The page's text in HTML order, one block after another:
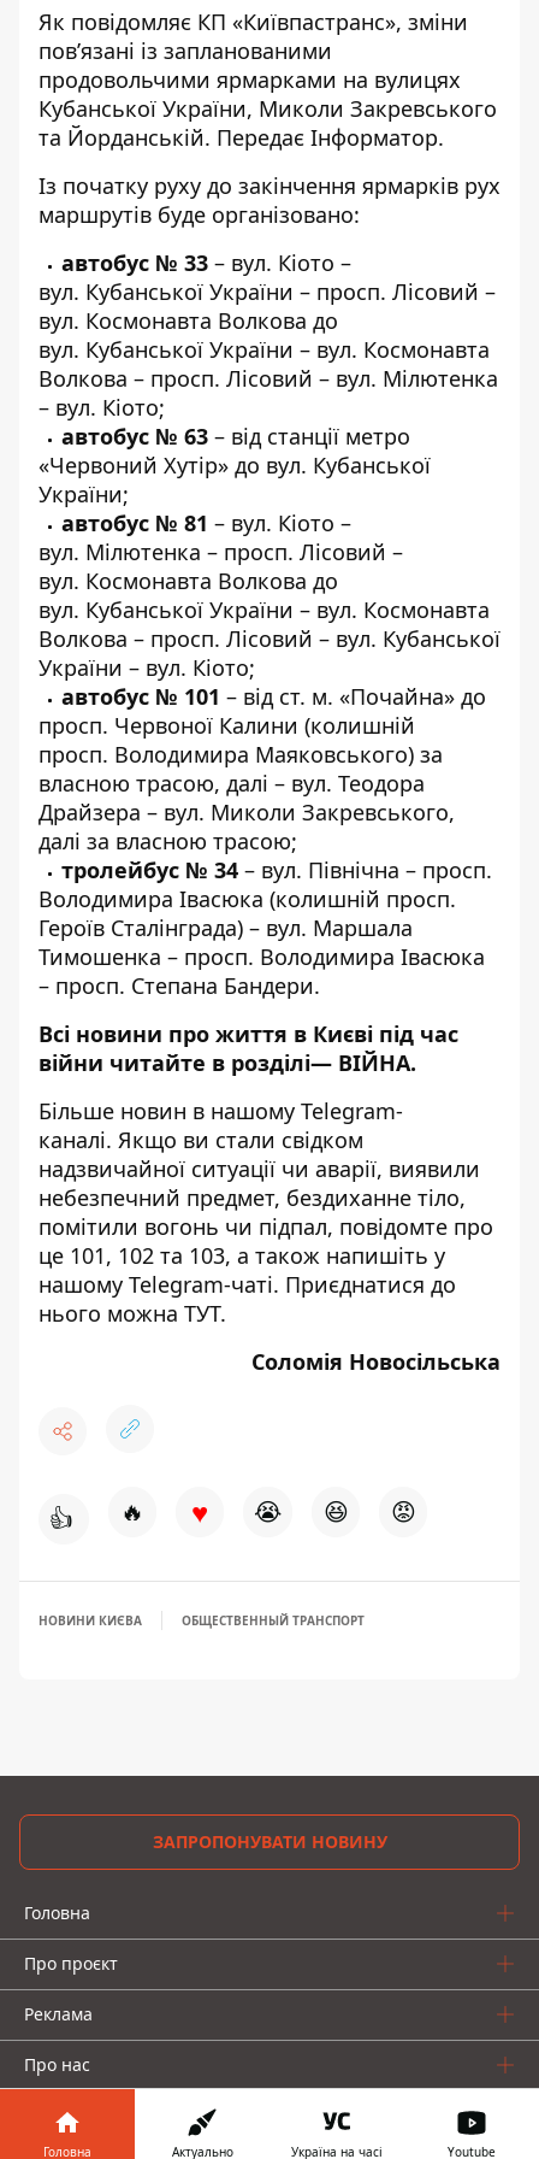
Як повідомляє КП «Київпастранс», зміни
пов’язані із запланованими
продовольчими ярмарками на вулицях
Кубанської України, Миколи Закревського
та Йорданській. Передає Інформатор.
Із початку руху до закінчення ярмарків рух
маршрутів буде організовано:
автобус № 33 – вул. Кіото –
вул. Кубанської України – просп. Лісовий –
вул. Космонавта Волкова до
вул. Кубанської України – вул. Космонавта
Волкова – просп. Лісовий – вул. Мілютенка
– вул. Кіото;
автобус № 63 – від станції метро
«Червоний Хутір» до вул. Кубанської
України;
автобус № 81 – вул. Кіото –
вул. Мілютенка – просп. Лісовий –
вул. Космонавта Волкова до
вул. Кубанської України – вул. Космонавта
Волкова – просп. Лісовий – вул. Кубанської
України – вул. Кіото;
автобус № 101 – від ст. м. «Почайна» до
просп. Червоної Калини (колишній
просп. Володимира Маяковського) за
власною трасою, далі – вул. Теодора
Драйзера – вул. Миколи Закревського,
далі за власною трасою;
тролейбус № 34 – вул. Північна – просп.
Володимира Івасюка (колишній просп.
Героїв Сталінграда) – вул. Маршала
Тимошенка – просп. Володимира Івасюка
– просп. Степана Бандери.
Всі новини про життя в Києві під час
війни читайте в розділі— ВІЙНА.
Більше новин в нашому Telegram-
каналі. Якщо ви стали свідком
надзвичайної ситуації чи аварії, виявили
небезпечний предмет, бездиханне тіло,
помітили вогонь чи підпал, повідомте про
це 101, 102 та 103, а також напишіть у
нашому Telegram-чаті. Приєднатися до
нього можна ТУТ.
Соломія Новосільська
👍 🔥 ♥ 😭 😆 😡
НОВИНИ КИЄВА ОБЩЕСТВЕННЫЙ ТРАНСПОРТ
ЗАПРОПОНУВАТИ НОВИНУ
Головна
Про проєкт
Реклама
Про нас
Головна Актуально Україна на часі Youtube